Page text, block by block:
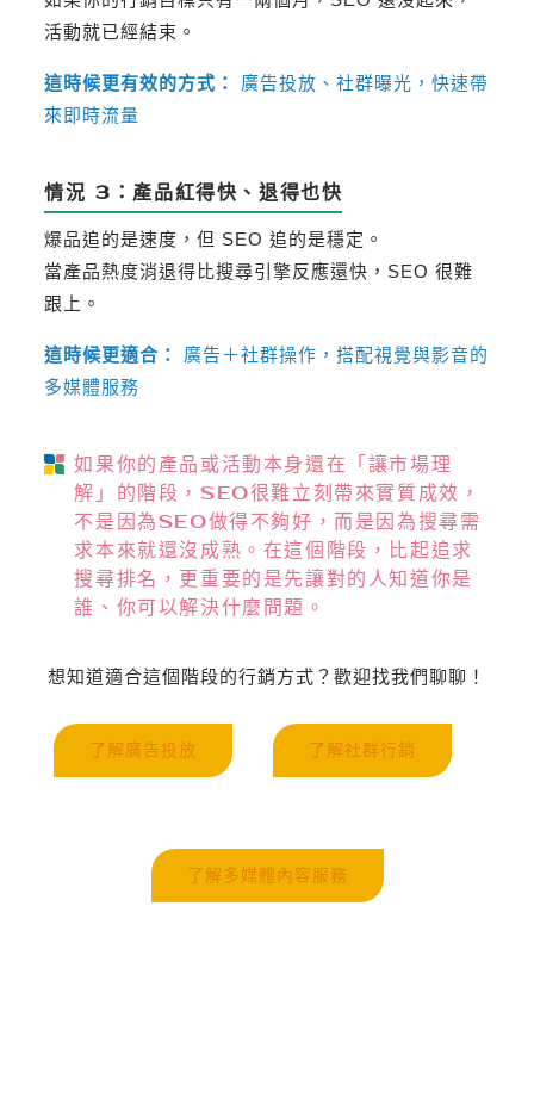
活動就已經結束。
這時候更有效的方式：
廣告投放、社群曝光，快速帶
來即時流量
情況 3：產品紅得快、退得也快
爆品追的是速度，但 SEO 追的是穩定。
當產品熱度消退得比搜尋引擎反應還快，SEO 很難
跟上。
這時候更適合：
廣告＋社群操作，搭配視覺與影音的
多媒體服務
如果你的產品或活動本身還在「讓市場理
解」的階段，SEO很難立刻帶來實質成效，
不是因為SEO做得不夠好，而是因為搜尋需
求本來就還沒成熟。在這個階段，比起追求
搜尋排名，更重要的是先讓對的人知道你是
誰、你可以解決什麼問題。
想知道適合這個階段的行銷方式？歡迎找我們聊聊！
了解廣告投放 了解社群行銷
了解多媒體內容服務